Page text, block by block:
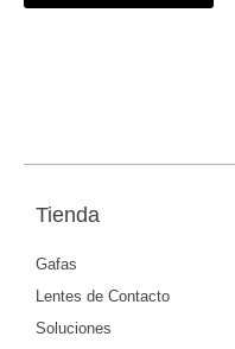
Tienda
Gafas
Lentes de Contacto
Soluciones